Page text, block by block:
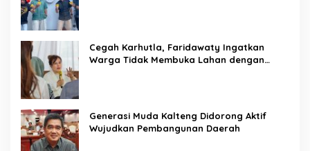
Cegah Karhutla, Faridawaty Ingatkan
Warga Tidak Membuka Lahan dengan
Generasi Muda Kalteng Didorong Aktif
Wujudkan Pembangunan Daerah